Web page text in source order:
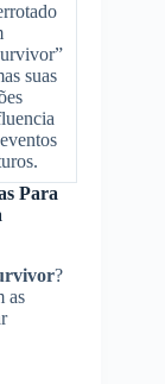
suas
Para
?
as